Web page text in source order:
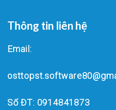
Thông tin liên hệ
Email:
Số ĐT: 0914841873